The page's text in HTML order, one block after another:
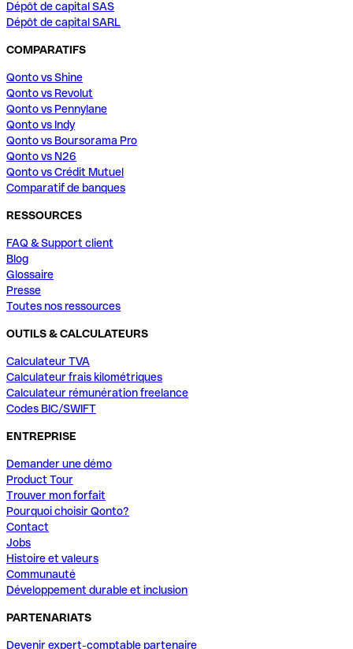
Dépôt de capital SAS
Dépôt de capital SARL
COMPARATIFS
Qonto vs Shine
Qonto vs Revolut
Qonto vs Pennylane
Qonto vs Indy
Qonto vs Boursorama Pro
Qonto vs N26
Qonto vs Crédit Mutuel
Comparatif de banques
RESSOURCES
FAQ & Support client
Blog
Glossaire
Presse
Toutes nos ressources
OUTILS & CALCULATEURS
Calculateur TVA
Calculateur frais kilométriques
Calculateur rémunération freelance
Codes BIC/SWIFT
ENTREPRISE
Demander une démo
Product Tour
Trouver mon forfait
Pourquoi choisir Qonto?
Contact
Jobs
Histoire et valeurs
Communauté
Développement durable et inclusion
PARTENARIATS
Devenir expert-comptable partenaire